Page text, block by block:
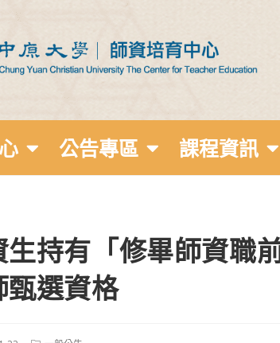
公告專區 課程資訊
生持有「修畢師資職
甄選資格